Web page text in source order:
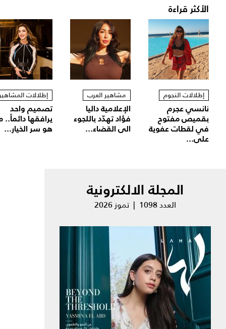
الأكثر قراءة
إطلالات النجوم
نانسي عجرم
بقميص مفتوح
في لقطات عفوية
على...
مشاهير العرب
الإعلامية داليا
فؤاد تهدّد باللجوء
الى القضاء...
إطلالات
تصميم واحد
يرافقها دائماً..
هو سر الخيار...
المجلة الالكترونية
العدد 1098 | تموز 2026